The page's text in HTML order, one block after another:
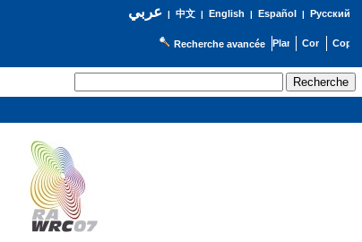
عربي| 中文| English | Español | Русский
Recherche avancée